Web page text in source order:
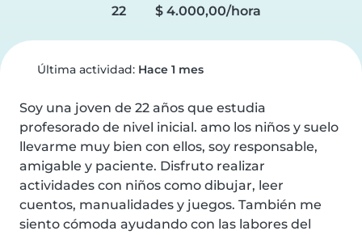
22
$ 4.000,00/hora
Última actividad: Hace 1 mes
Soy una joven de 22 años que estudia
profesorado de nivel inicial. amo los niños y suelo
llevarme muy bien con ellos, soy responsable,
amigable y paciente. Disfruto realizar
actividades con niños como dibujar, leer
cuentos, manualidades y juegos. También me
siento cómoda ayudando con las labores del